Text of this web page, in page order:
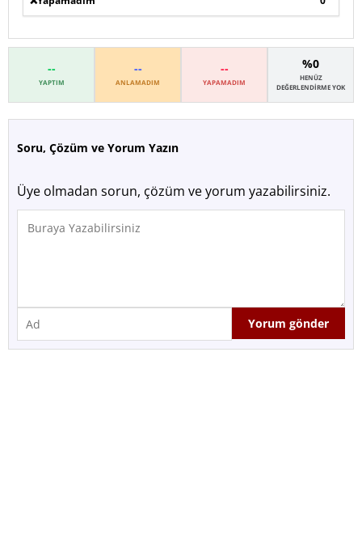
--
YAPTIM
--
ANLAMADIM
--
YAPAMADIM
%0
HENÜZ
DEĞERLENDIRME YOK
Soru, Çözüm ve Yorum Yazın
Üye olmadan sorun, çözüm ve yorum yazabilirsiniz.